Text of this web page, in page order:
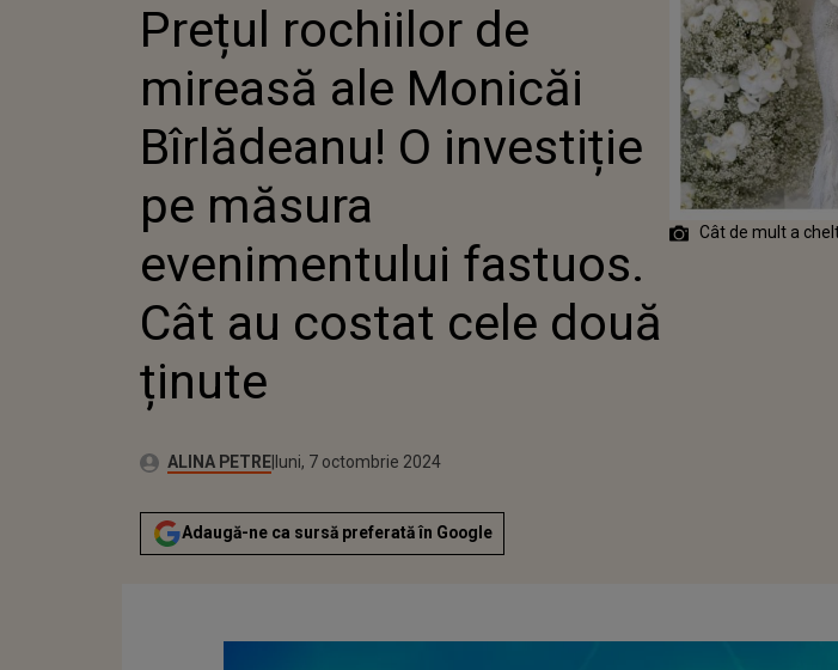
BÎRLĂDEANU! O
INVESTIȚIE PE
MĂSURA
EVENIMENTULUI
COSTAT CELE DOUĂ
ȚINUTE
Prețul rochiilor de
mireasă ale Monicăi
Bîrlădeanu! O investiție
pe măsura
evenimentului fastuos.
Cât au costat cele două
ținute
Autor:ALINA PETREPublicat:
luni, 7 octombrie 2024
Actualizat:
luni, 7 octombrie 2024
Adaugă-ne ca sursă preferată în Google
Cât de mult a